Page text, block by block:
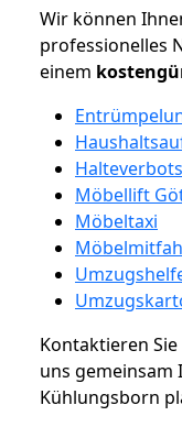
Wir können
professionelles
einem
Möbellift
Möbeltaxi
Kontaktieren
uns gemeinsam
Kühlungsborn